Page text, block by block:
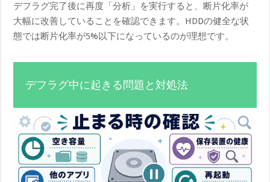
デフラグ完了後に再度「分析」を実行すると、断片化率が
大幅に改善していることを確認できます。HDDの健全な状
態では断片化率が5%以下になっているのが理想です。
デフラグ中に起きる問題と対処法